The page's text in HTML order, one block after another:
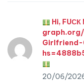
Hi, FUСК
Girlfriend-
20/06/